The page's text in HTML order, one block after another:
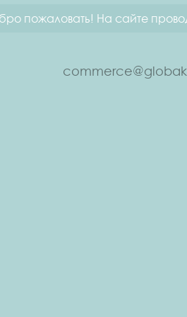
пожаловать! На сайте